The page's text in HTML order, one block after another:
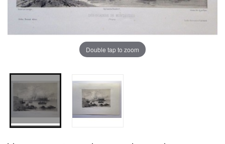
Double tap to zoom